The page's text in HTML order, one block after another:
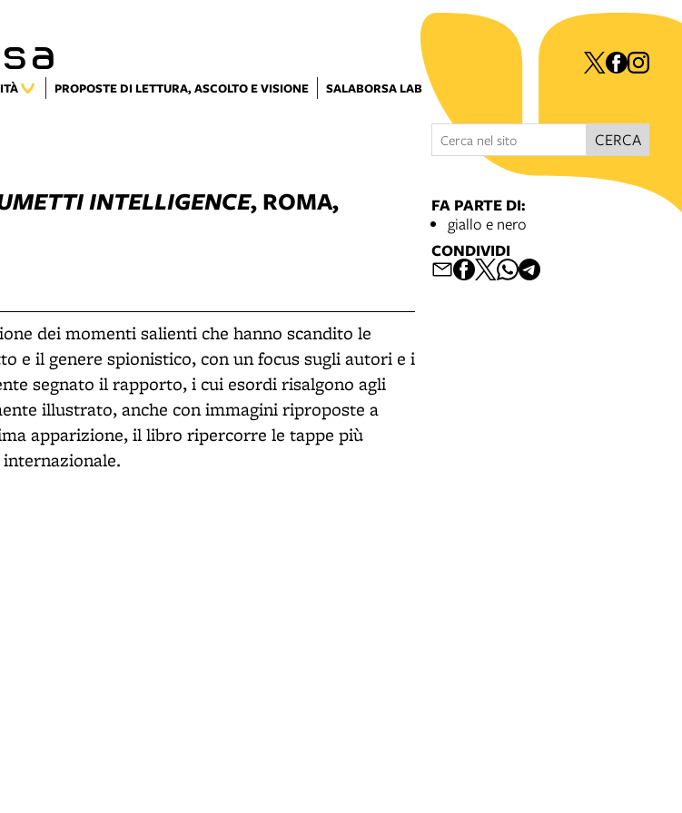
PROPOSTE DI LETTURA, ASCOLTO E VISIONE SALABORSA LAB
CERCA
INTELLIGENCE, ROMA,
dei momenti salienti che hanno scandito le
e il genere spionistico, con un focus sugli autori e i
segnato il rapporto, i cui esordi risalgono agli
illustrato, anche con immagini riproposte a
apparizione, il libro ripercorre le tappe più
FA PARTE DI:
giallo e nero
CONDIVIDI